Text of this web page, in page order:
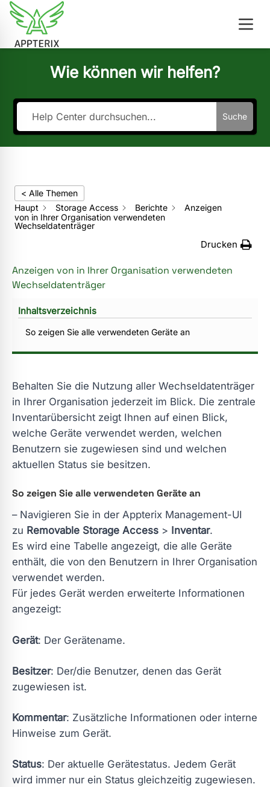
Wie können wir helfen?
Suche
< Alle Themen
Haupt
Storage Access Berichte
Anzeigen
von in Ihrer Organisation verwendeten
Wechseldatenträger
Drucken
Anzeigen von in Ihrer Organisation verwendeten
Wechseldatenträger
Inhaltsverzeichnis
So zeigen Sie alle verwendeten Geräte an
Behalten Sie die Nutzung aller Wechseldatenträger
in Ihrer Organisation jederzeit im Blick. Die zentrale
Inventarübersicht zeigt Ihnen auf einen Blick,
welche Geräte verwendet werden, welchen
Benutzern sie zugewiesen sind und welchen
aktuellen Status sie besitzen.
So zeigen Sie alle verwendeten Geräte an
– Navigieren Sie in der Appterix Management-UI
zu Removable Storage Access > Inventar.
Es wird eine Tabelle angezeigt, die alle Geräte
enthält, die von den Benutzern in Ihrer Organisation
verwendet werden.
Für jedes Gerät werden erweiterte Informationen
angezeigt:
Gerät: Der Gerätename.
Besitzer: Der/die Benutzer, denen das Gerät
zugewiesen ist.
Kommentar: Zusätzliche Informationen oder interne
Hinweise zum Gerät.
Status: Der aktuelle Gerätestatus. Jedem Gerät
wird immer nur ein Status gleichzeitig zugewiesen.